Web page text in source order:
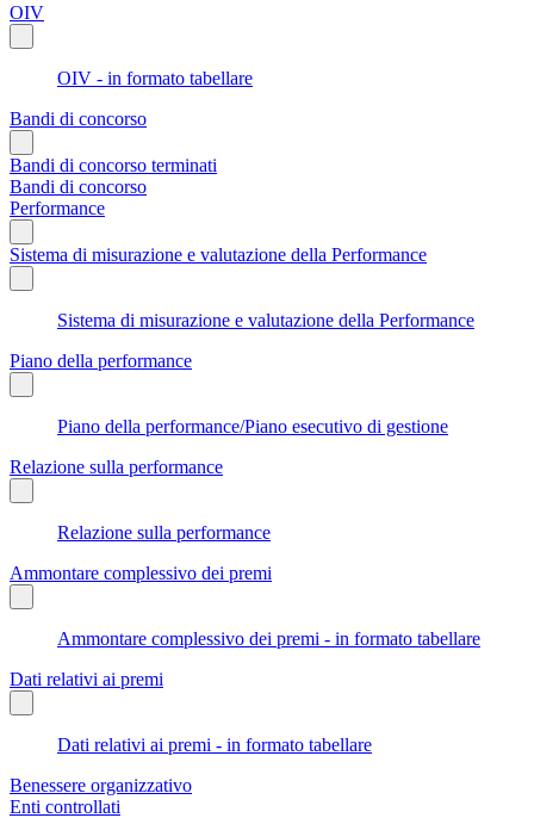
OIV
OIV - in formato tabellare
Bandi di concorso
Bandi di concorso terminati
Bandi di concorso
Performance
Sistema di misurazione e valutazione della Performance
Sistema di misurazione e valutazione della Performance
Piano della performance
Piano della performance/Piano esecutivo di gestione
Relazione sulla performance
Relazione sulla performance
Ammontare complessivo dei premi
Ammontare complessivo dei premi - in formato tabellare
Dati relativi ai premi
Dati relativi ai premi - in formato tabellare
Benessere organizzativo
Enti controllati